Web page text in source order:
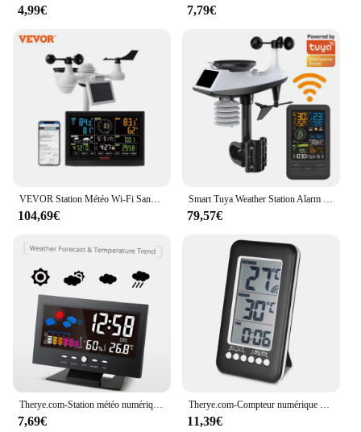
4,99€ 7,79€
104,69€ 79,57€
7,69€ 11,39€